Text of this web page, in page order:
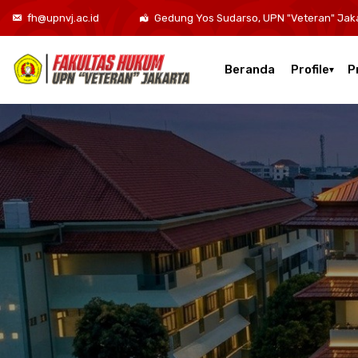
fh@upnvj.ac.id Gedung Yos Sudarso, UPN "Veteran"
Beranda Profile